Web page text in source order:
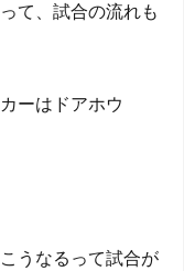
て、試合の流れも
ーはドアホウ
うなるって試合が